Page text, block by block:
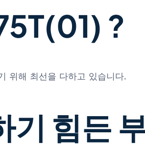
?
위해 최선을 다하고 있습니다.
기 힘든